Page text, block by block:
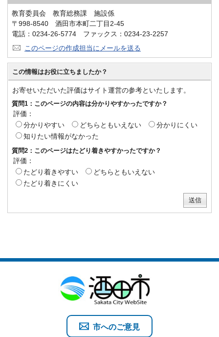
教育委員会 教育総務課 施設係
〒998-8540 酒田市本町二丁目2-45
電話：0234-26-5774 ファックス：0234-23-2257
このページの作成担当にメールを送る
この情報はお役に立ちましたか？
お寄せいただいた評価はサイト運営の参考といたします。
質問1：このページの内容は分かりやすかったですか？
評価：
分かりやすい
どちらともいえない
分かりにくい
知りたい情報がなかった
質問2：このページはたどり着きやすかったですか？
評価：
たどり着きやすい
どちらともいえない
たどり着きにくい
市へのご意見